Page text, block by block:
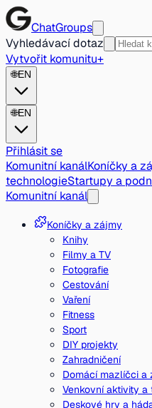
ChatGroups
Vyhledávací dotaz
Vytvořit komunitu+
🌐EN
🌐EN
Přihlásit se
Komunitní kanálKoníčky a
technologieStartupy a
Komunitní kanál
Koníčky a zájmy
Knihy
Filmy a TV
Fotografie
Cestování
Vaření
Fitness
Sport
DIY projekty
Zahradničení
Domácí mazlíčci a
Venkovní aktivity a
Deskové hry a